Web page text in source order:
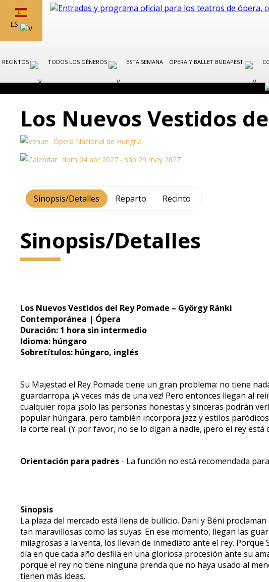
ES
RECINTOS TODOS LOS GÉNEROS ESTA SEMANA ÓPERA Y BALLET BUDAPEST
Los Nuevos Vestidos
Ópera Nacional de Hungría
dom 04 abr 2027 - sáb 29 may 2027
Sinopsis/Detalles Reparto Recinto
Sinopsis/Detalles
Los Nuevos Vestidos del Rey Pomade – György Ránki
Contemporánea | Ópera
Duración: 1 hora sin intermedio
Idioma: húngaro
Sobretítulos: húngaro, inglés
Su Majestad el Rey Pomade tiene un gran problema: no tiene
guardarropa. ¡A veces más de una vez! Pero entonces llegan al
cualquier ropa: ¡solo las personas honestas y sinceras podrán
popular húngara, pero también incorpora jazz y estilos
la corte real. (Y por favor, no se lo digan a nadie, ¡pero el rey está
Orientación para padres - La función no está recomendada
Sinopsis
La plaza del mercado está llena de bullicio. Dani y Béni
tan maravillosas como las suyas. En ese momento, llegan las
milagrosas a la venta, los llevan de inmediato ante el rey.
día en que cada año desfila en una gloriosa procesión ante su
porque el rey no tiene ninguna prenda que no haya usado al
tienen más ideas.